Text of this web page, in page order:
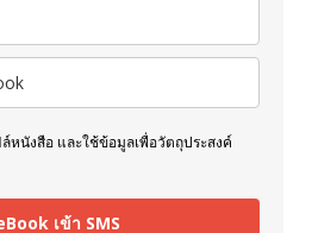
หนังสือ และใช้ข้อมูลเพื่อวัตถุประสงค์
เข้า SMS